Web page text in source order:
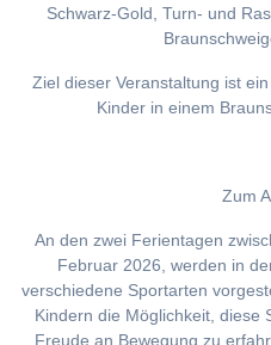
Schwarz-Gold, Turn- und
Ziel dieser Veranstaltung ist
Kinder in einem
Zum
An den zwei Ferientagen
Februar 2026, werden in
verschiedene Sportarten
Kindern die Möglichkeit, diese
Freude an Bewegung zu